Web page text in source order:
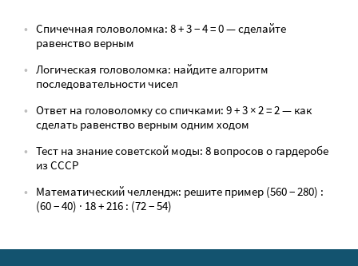
Спичечная головоломка: 8 + 3 − 4 = 0 — сделайте
равенство верным
Логическая головоломка: найдите алгоритм
последовательности чисел
Ответ на головоломку со спичками: 9 + 3 × 2 = 2 — как
сделать равенство верным одним ходом
Тест на знание советской моды: 8 вопросов о гардеробе
из СССР
Математический челлендж: решите пример (560 − 280) :
(60 − 40) · 18 + 216 : (72 − 54)